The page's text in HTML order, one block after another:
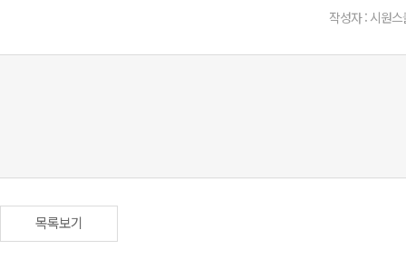
작성자 : 시원스
목록보기